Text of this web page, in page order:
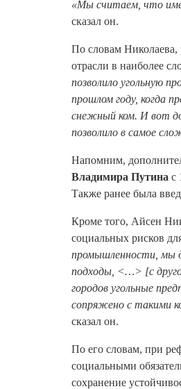
«Мы считаем, что
сказал он.
По словам Николаева,
отрасли в наиболее
позволило угольную
прошлом году, когда
снежный ком. И вот
позволило в самое
Напомним,
Владимира Путина с
Также ранее была
Кроме того, Айсен
социальных рисков
промышленности, мы
подходы, <…> [с
городов угольные
сопряжено с такими
сказал он.
По его словам, при
социальными
сохранение